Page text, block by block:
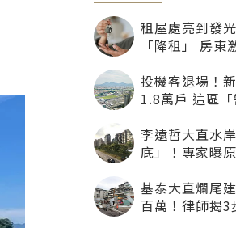
租屋處亮到發
「降租」 房東
投機客退場！
1.8萬戶 這區
李遠哲大直水
底」！專家曝
基泰大直爛尾
百萬！律師揭3